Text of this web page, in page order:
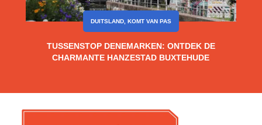
TUSSENSTOP DENEMARKEN: ONTDEK DE
CHARMANTE HANZESTAD BUXTEHUDE
DUITSLAND, KOMT VAN PAS